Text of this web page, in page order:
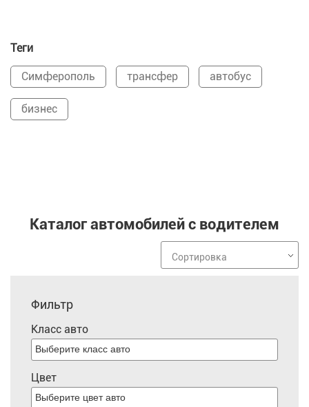
Теги
Симферополь трансфер автобус
бизнес
Каталог автомобилей с водителем
Сортировка
Фильтр
Класс авто
Цвет